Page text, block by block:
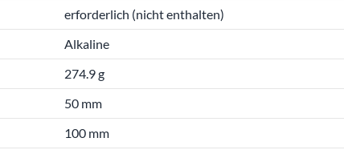
erforderlich (nicht enthalten)
Alkaline
274.9 g
50 mm
100 mm